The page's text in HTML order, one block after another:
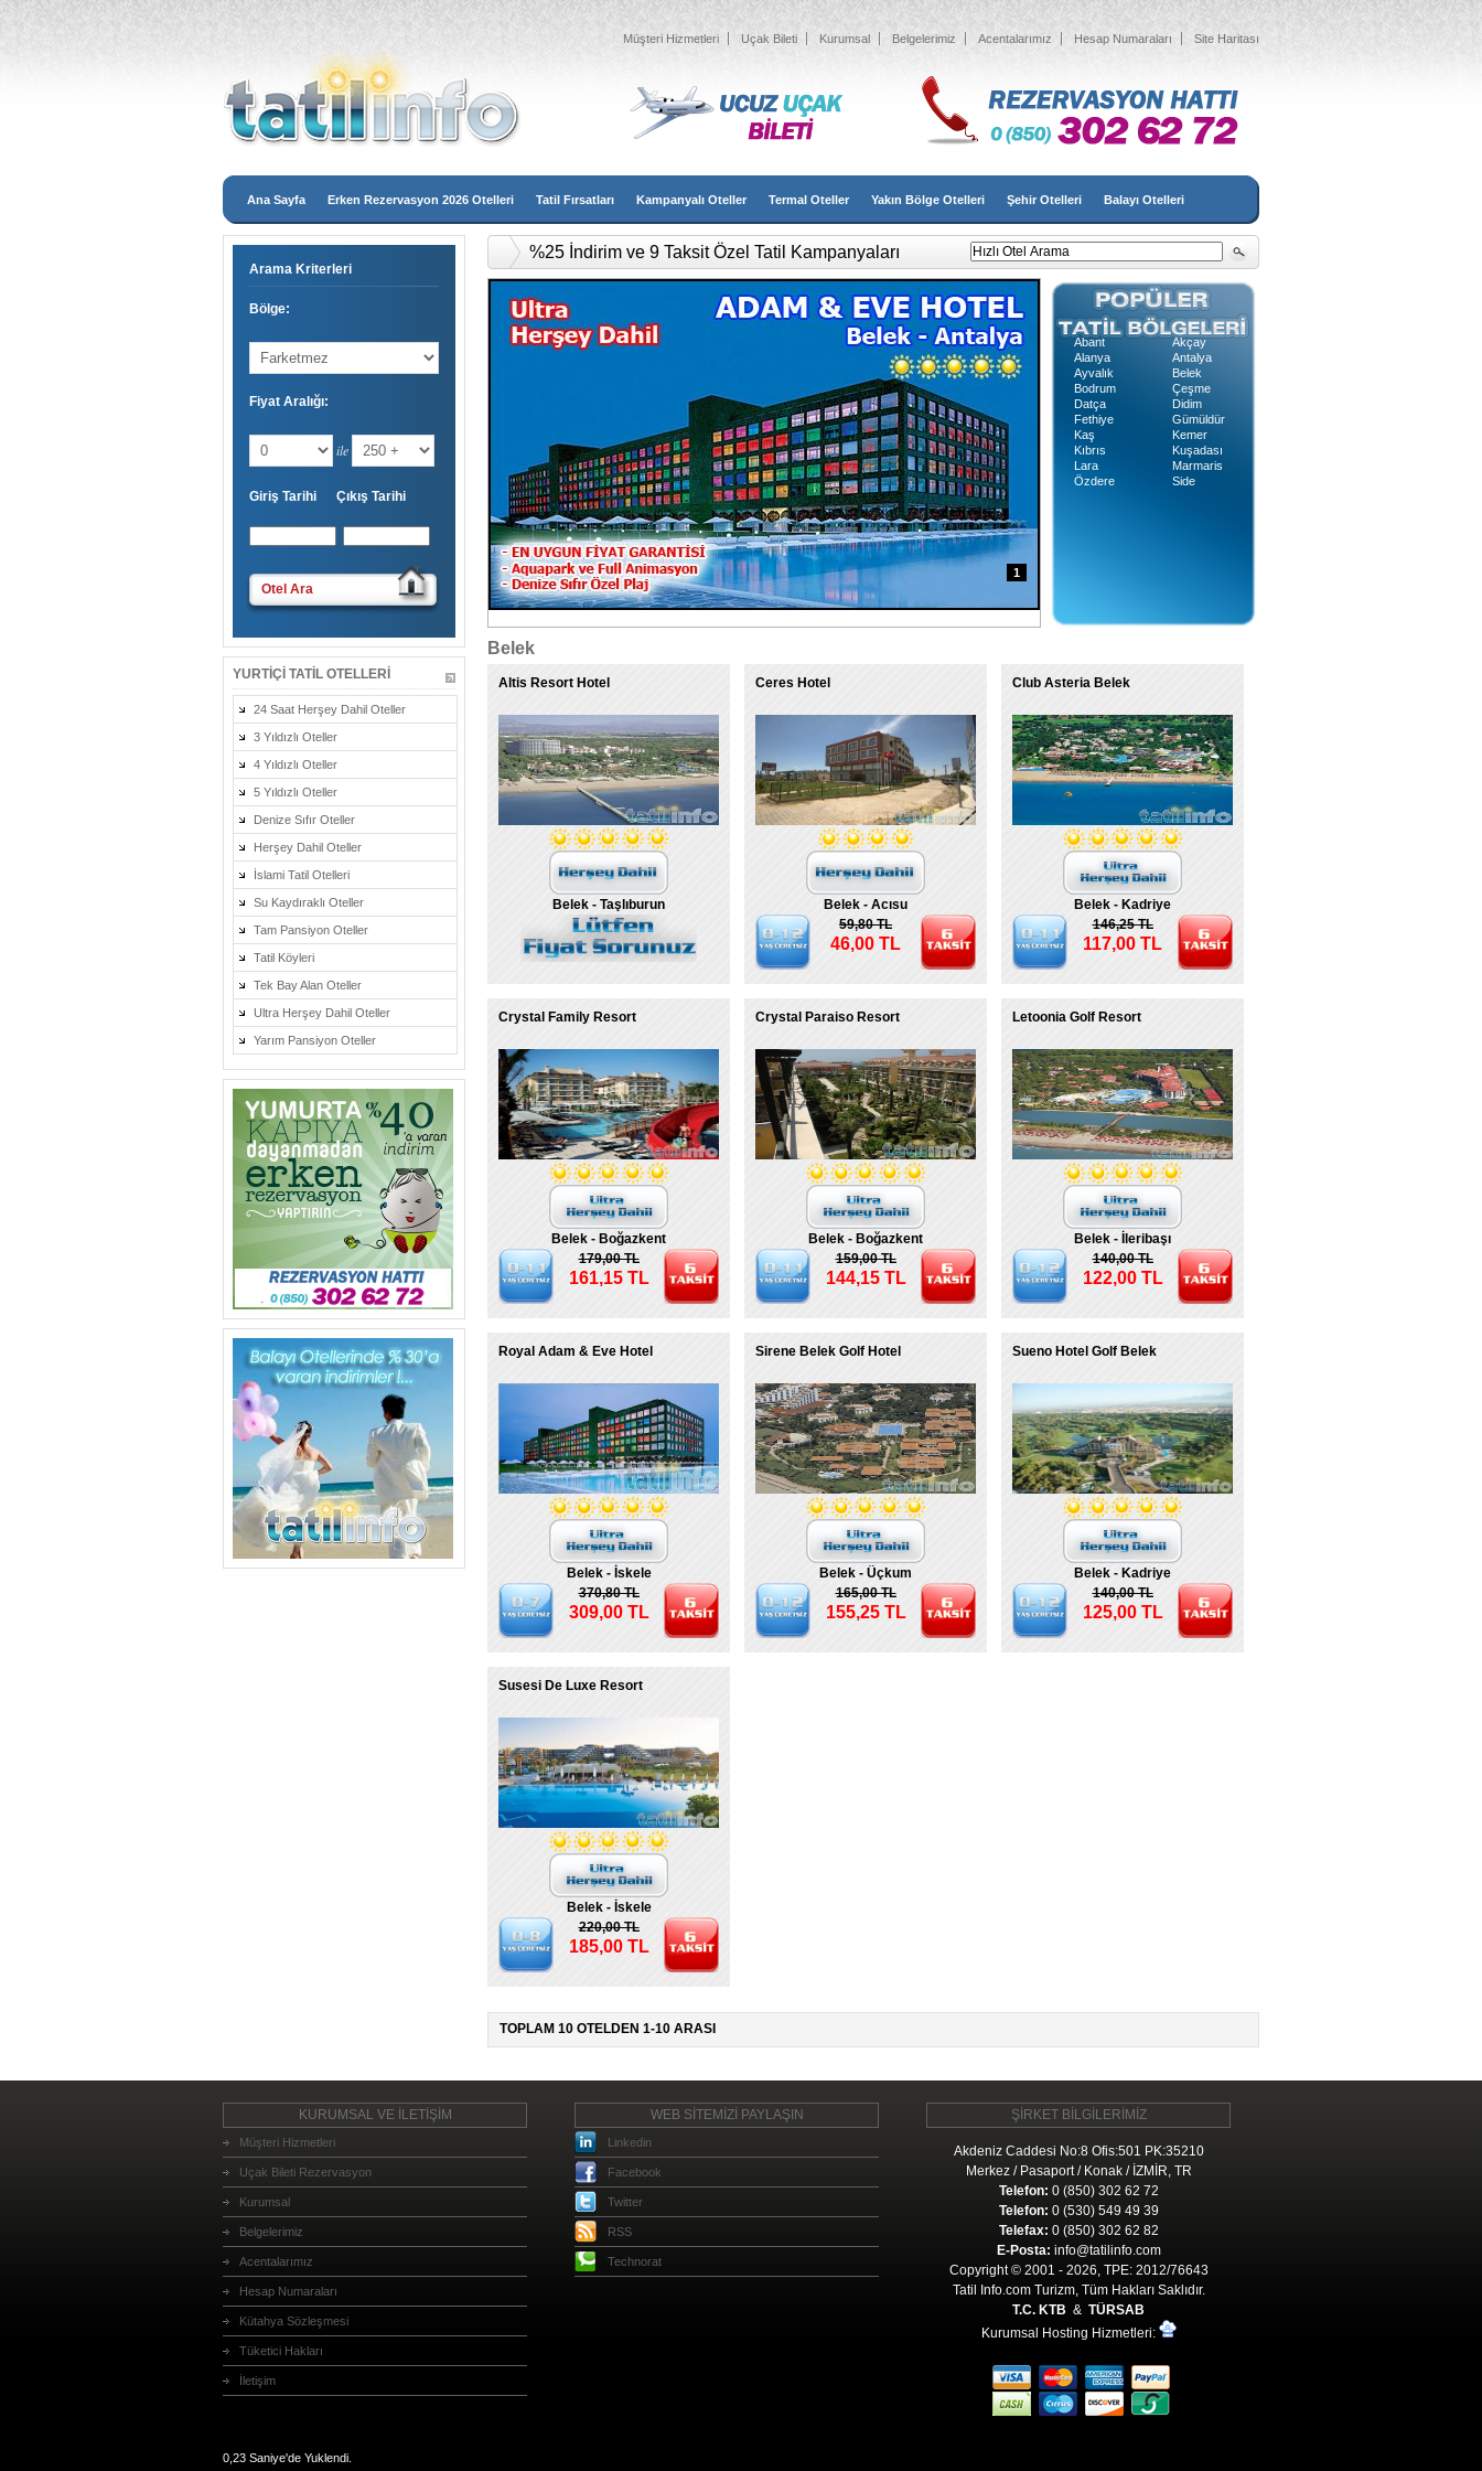
Müşteri Hizmetleri Uçak Bileti Kurumsal Belgelerimiz Acentalarımız Hesap Numaraları Site Haritası
Ana Sayfa Erken Rezervasyon 2026 Otelleri Tatil Fırsatları Kampanyalı Oteller Termal Oteller Yakın Bölge Otelleri Şehir Otelleri Balayı Otelleri
Arama Kriterleri
Bölge:
Fiyat Aralığı:
ile
Giriş Tarihi Çıkış Tarihi
Otel Ara
YURTIÇI TATIL OTELLERI
24 Saat Herşey Dahil Oteller
3 Yıldızlı Oteller
4 Yıldızlı Oteller
5 Yıldızlı Oteller
Denize Sıfır Oteller
Herşey Dahil Oteller
İslami Tatil Otelleri
Su Kaydıraklı Oteller
Tam Pansiyon Oteller
Tatil Köyleri
Tek Bay Alan Oteller
Ultra Herşey Dahil Oteller
Yarım Pansiyon Oteller
%25 İndirim ve 9 Taksit Özel Tatil Kampanyaları
1
Abant
Akçay
Alanya
Antalya
Ayvalık
Belek
Bodrum
Çeşme
Datça
Didim
Fethiye
Gümüldür
Kaş
Kemer
Kıbrıs
Kuşadası
Lara
Marmaris
Özdere
Side
Belek
Altis Resort Hotel
Belek - Taşlıburun
Ceres Hotel
Belek - Acısu
59,80 TL
46,00 TL
Club Asteria Belek
Belek - Kadriye
146,25 TL
117,00 TL
Crystal Family Resort
Belek - Boğazkent
179,00 TL
161,15 TL
Crystal Paraiso Resort
Belek - Boğazkent
159,00 TL
144,15 TL
Letoonia Golf Resort
Belek - İleribaşı
140,00 TL
122,00 TL
Royal Adam & Eve Hotel
Belek - İskele
370,80 TL
309,00 TL
Sirene Belek Golf Hotel
Belek - Üçkum
165,00 TL
155,25 TL
Sueno Hotel Golf Belek
Belek - Kadriye
140,00 TL
125,00 TL
Susesi De Luxe Resort
Belek - İskele
220,00 TL
185,00 TL
TOPLAM 10 OTELDEN 1-10 ARASI
KURUMSAL VE İLETİŞİM
Müşteri Hizmetleri
Uçak Bileti Rezervasyon
Kurumsal
Belgelerimiz
Acentalarımız
Hesap Numaraları
Kütahya Sözleşmesi
Tüketici Hakları
İletişim
WEB SİTEMİZİ PAYLAŞIN
Linkedin
Facebook
Twitter
RSS
Technorat
ŞİRKET BİLGİLERİMİZ
Akdeniz Caddesi No:8 Ofis:501 PK:35210
Merkez / Pasaport / Konak / İZMİR, TR
Telefon: 0 (850) 302 62 72
Telefon: 0 (530) 549 49 39
Telefax: 0 (850) 302 62 82
E-Posta: info@tatilinfo.com
Copyright © 2001 - 2026, TPE: 2012/76643
Tatil Info.com Turizm, Tüm Hakları Saklıdır.
T.C. KTB & TÜRSAB
Kurumsal Hosting Hizmetleri:
0,23 Saniye'de Yuklendi.